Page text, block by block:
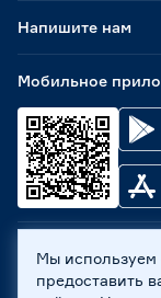
Мобильное
Напишите нам
ООО «Бауцентр
ул. А.Невского,
Мы используем
предоставить